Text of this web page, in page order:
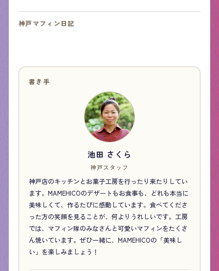
神戸マフィン日記
書き手
池田 さくら
神戸スタッフ
神戸店のキッチンとお菓子工房を行ったり来たりしてい
ます。MAMEHICOのデザートもお食事も、どれも本当に
美味しくて、作るたびに感動しています。食べてくださ
った方の笑顔を見ることが、何よりうれしいです。工房
では、マフィン隊のみなさんと可愛いマフィンをたくさ
ん焼いています。ぜひ一緒に、MAMEHICOの「美味し
い」を楽しみましょう！